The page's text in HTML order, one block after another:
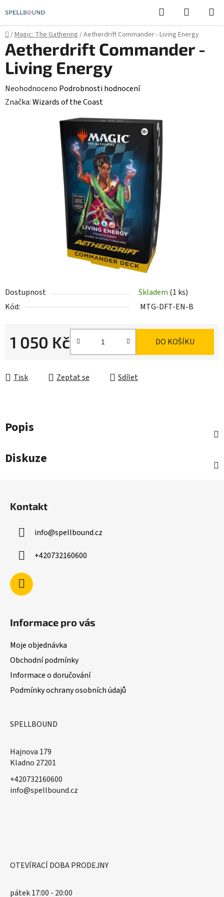
na
obsah
Hledat
KOŠÍK
Domů
/Magic: The Gathering /Aetherdrift Commander - Living Energy
Dostupnost Skladem (1 ks)
Kód:
MTG-DFT-EN-B
1 050 Kč DO KOŠÍKU
Tisk Zeptat se Sdílet
Aetherdrift Commander -
Living Energy
Průměrné
hodnocení
Neohodnoceno Podrobnosti hodnocení
Značka:Wizards of the Coast
Popis
Diskuze
Kontakt
info@spellbound.cz
+420732160600
Informace pro vás
Moje objednávka
Obchodní podmínky
Informace o doručování
Podmínky ochrany osobních údajů
SPELLBOUND
Hajnova 179
Kladno 27201
+420732160600
​info@spellbound.cz
OTEVÍRACÍ DOBA PRODEJNY
pátek 17:00 - 20:00